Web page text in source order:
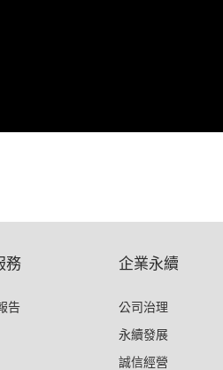
務
告
企業永續
公司治理
永續發展
誠信經營